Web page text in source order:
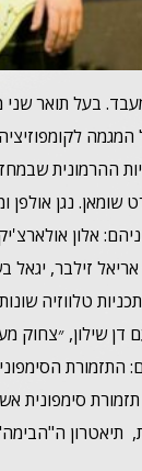
בעל תואר
ההרמונית
שומאן. נגן אולפן
אלון
זילבר, יגאל
טלווזיה
דן שילון, ״צחוק
התזמורת
סימפונית
תיאטרון